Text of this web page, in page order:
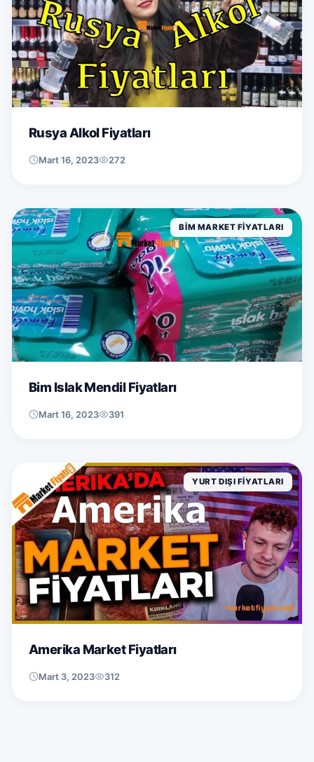
Rusya Alkol Fiyatları
Mart 16, 2023 272
BIM MARKET FIYATLARI
Bim Islak Mendil Fiyatları
Mart 16, 2023 391
YURT DIŞI FIYATLARI
Amerika Market Fiyatları
Mart 3, 2023 312